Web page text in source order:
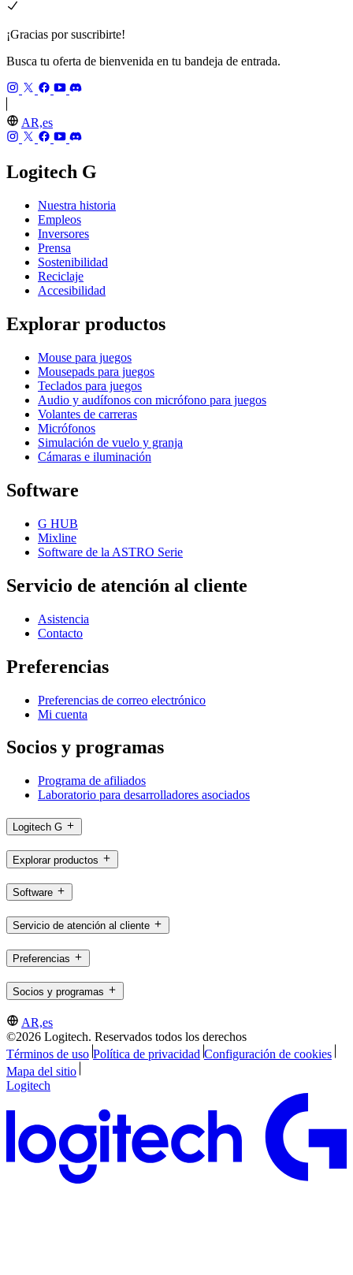
¡Gracias por suscribirte!
Busca tu oferta de bienvenida en tu bandeja de entrada.
AR,es
Logitech G
Nuestra historia
Empleos
Inversores
Prensa
Sostenibilidad
Reciclaje
Accesibilidad
Explorar productos
Mouse para juegos
Mousepads para juegos
Teclados para juegos
Audio y audífonos con micrófono para juegos
Volantes de carreras
Micrófonos
Simulación de vuelo y granja
Cámaras e iluminación
Software
G HUB
Mixline
Software de la ASTRO Serie
Servicio de atención al cliente
Asistencia
Contacto
Preferencias
Preferencias de correo electrónico
Mi cuenta
Socios y programas
Programa de afiliados
Laboratorio para desarrolladores asociados
Logitech G
Explorar productos
Software
Servicio de atención al cliente
Preferencias
Socios y programas
AR,es
©2026 Logitech. Reservados todos los derechos
Términos de uso Política de privacidad Configuración de cookies
Mapa del sitio
Logitech